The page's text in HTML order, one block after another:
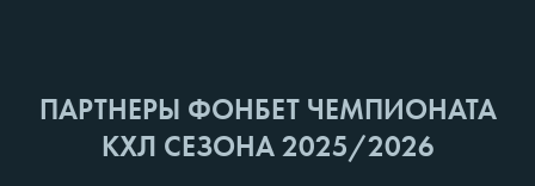
ПАРТНЕРЫ ФОНБЕТ ЧЕМПИОНАТА
КХЛ СЕЗОНА 2025/2026